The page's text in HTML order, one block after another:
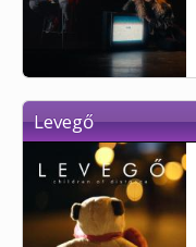
Levegő